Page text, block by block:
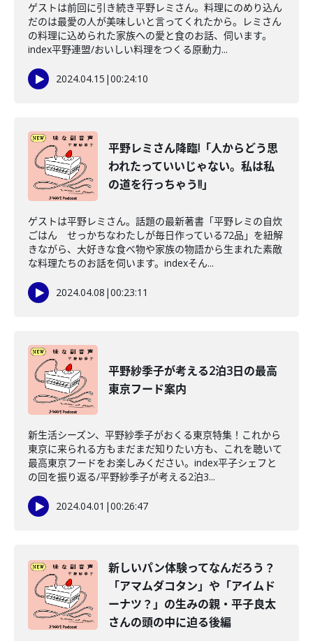
ゲストは前回に引き続き平野レミさん。料理にのめり込ん
だのは最愛の人が美味しいと言ってくれたから。レミさん
の料理に込められた家族への愛と食のお話、伺います。
index平野連盟/おいしい料理をつくる原動力...
2024.04.15 |00:24:10
平野レミさん降臨!「人からどう思
われたっていいじゃない。私は私
の道を行っちゃう!!」
ゲストは平野レミさん。話題の最新著書「平野レミの自炊
ごはん せっかちなわたしが毎日作っている72品」を紐解
きながら、大好きな食べ物や家族の物語から生まれた素敵
な料理たちのお話を伺います。indexそん...
2024.04.08 |00:23:11
平野紗季子が考える2泊3日の最高
東京フード案内
新生活シーズン、平野紗季子がおくる東京特集！これから
東京に来られる方もまだまだ知りたい方も、これを聴いて
最高東京フードをお楽しみください。index平子シェフと
の回を振り返る/平野紗季子が考える2泊3...
2024.04.01 |00:26:47
新しいパン体験ってなんだろう？
「アマムダコタン」や「アイムド
ーナツ？」の生みの親・平子良太
さんの頭の中に迫る後編